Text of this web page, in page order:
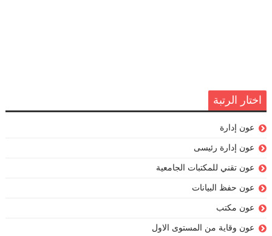
اختار الرتبة
عون إدارة
عون إدارة رئيسى
عون تقني للمكتبات الجامعية
عون حفظ البيانات
عون مكتب
عون وقاية من المستوى الاول